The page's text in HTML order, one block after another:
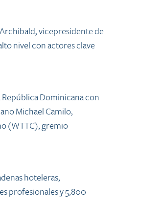
vicepresidente de
nivel con actores clave
República Dominicana con
Michael Camilo,
(WTTC), gremio
hoteleras,
profesionales y 5,800